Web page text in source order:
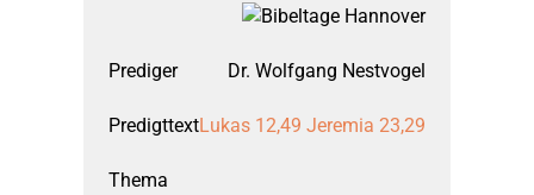
Dr. Wolfgang Nestvogel
Lukas 12,49 Jeremia 23,29